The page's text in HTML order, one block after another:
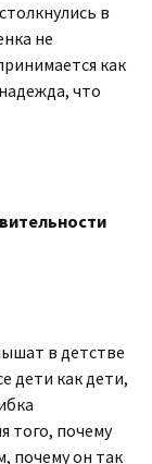
в
не
как
что
в детстве
дети как дети,
того, почему
почему он так